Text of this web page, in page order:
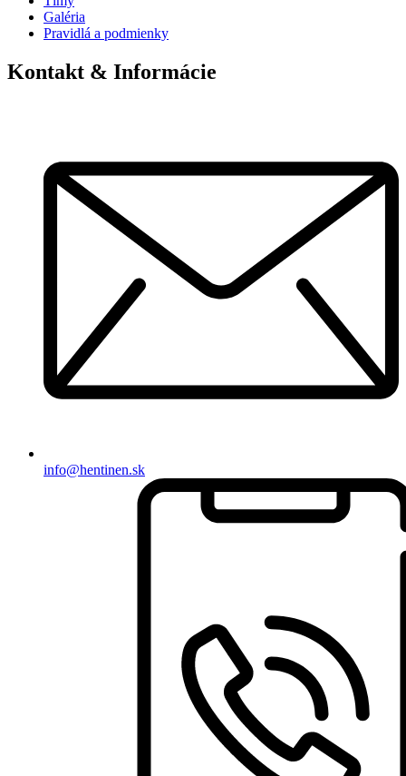
Galéria
Pravidlá a podmienky
Kontakt & Informácie
info@hentinen.sk